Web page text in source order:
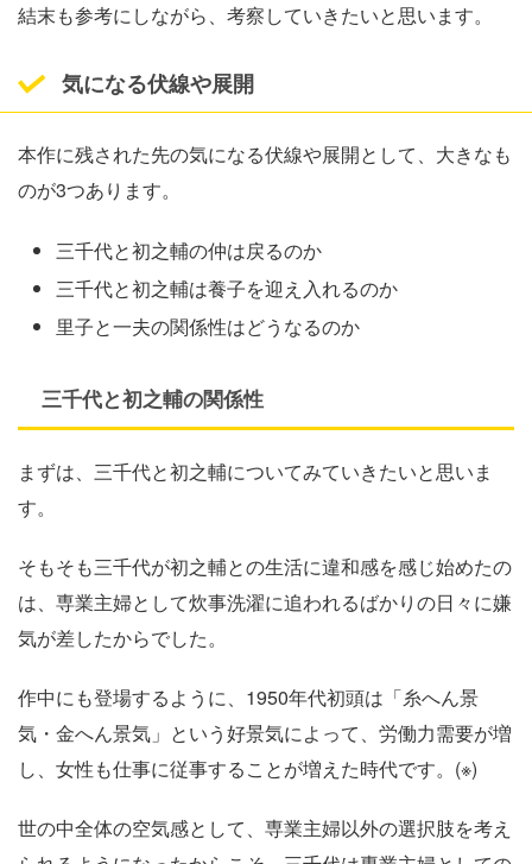
結末も参考にしながら、考察していきたいと思います。
気になる伏線や展開
本作に残された先の気になる伏線や展開として、大きなも
のが3つあります。
三千代と初之輔の仲は戻るのか
三千代と初之輔は養子を迎え入れるのか
里子と一夫の関係性はどうなるのか
三千代と初之輔の関係性
まずは、三千代と初之輔についてみていきたいと思いま
す。
そもそも三千代が初之輔との生活に違和感を感じ始めたの
は、専業主婦として炊事洗濯に追われるばかりの日々に嫌
気が差したからでした。
作中にも登場するように、1950年代初頭は「糸へん景
気・金へん景気」という好景気によって、労働力需要が増
し、女性も仕事に従事することが増えた時代です。(※)
世の中全体の空気感として、専業主婦以外の選択肢を考え